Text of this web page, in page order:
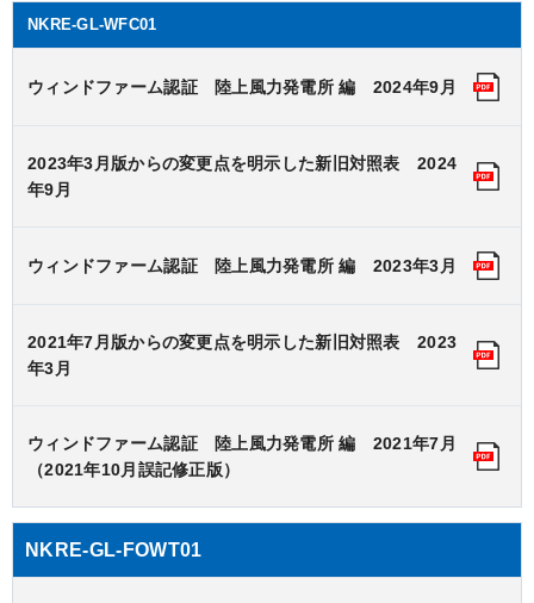
NKRE-GL-WFC01
ウィンドファーム認証 陸上風力発電所 編 2024年9月
2023年3月版からの変更点を明示した新旧対照表 2024
年9月
ウィンドファーム認証 陸上風力発電所 編 2023年3月
2021年7月版からの変更点を明示した新旧対照表 2023
年3月
ウィンドファーム認証 陸上風力発電所 編 2021年7月
（2021年10月誤記修正版）
NKRE-GL-FOWT01